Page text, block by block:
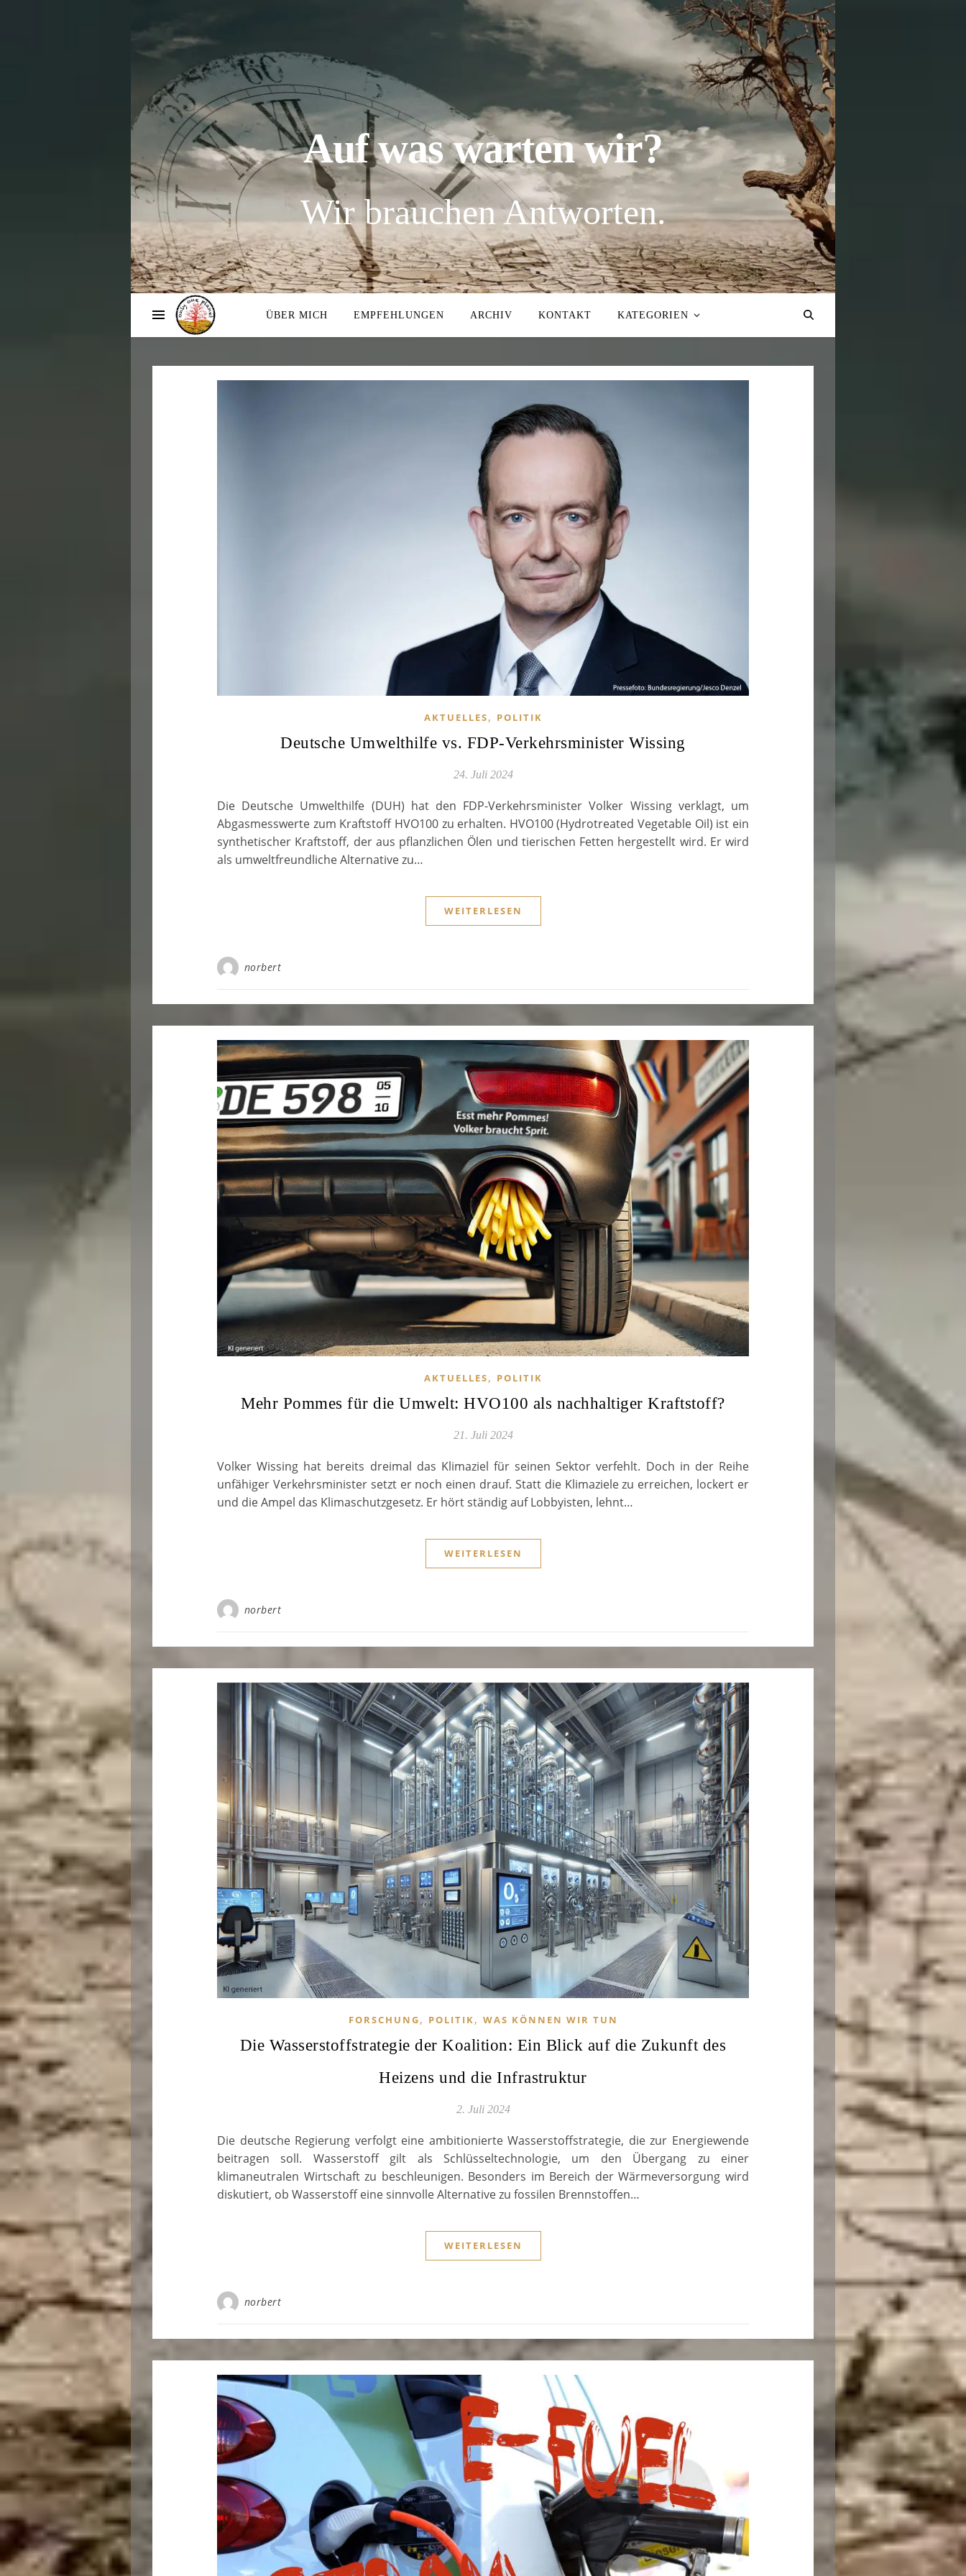
Auf was warten wir?
Wir brauchen Antworten.
ÜBER MICH EMPFEHLUNGEN ARCHIV KONTAKT KATEGORIEN
AKTUELLES, POLITIK
Deutsche Umwelthilfe vs. FDP-Verkehrsminister Wissing
24. Juli 2024
Die Deutsche Umwelthilfe (DUH) hat den FDP-Verkehrsminister Volker Wissing verklagt, um
Abgasmesswerte zum Kraftstoff HVO100 zu erhalten. HVO100 (Hydrotreated Vegetable Oil) ist ein
synthetischer Kraftstoff, der aus pflanzlichen Ölen und tierischen Fetten hergestellt wird. Er wird
als umweltfreundliche Alternative zu…
WEITERLESEN
norbert
AKTUELLES, POLITIK
Mehr Pommes für die Umwelt: HVO100 als nachhaltiger Kraftstoff?
21. Juli 2024
Volker Wissing hat bereits dreimal das Klimaziel für seinen Sektor verfehlt. Doch in der Reihe
unfähiger Verkehrsminister setzt er noch einen drauf. Statt die Klimaziele zu erreichen, lockert er
und die Ampel das Klimaschutzgesetz. Er hört ständig auf Lobbyisten, lehnt…
WEITERLESEN
norbert
FORSCHUNG, POLITIK, WAS KÖNNEN WIR TUN
Die Wasserstoffstrategie der Koalition: Ein Blick auf die Zukunft des
Heizens und die Infrastruktur
2. Juli 2024
Die deutsche Regierung verfolgt eine ambitionierte Wasserstoffstrategie, die zur Energiewende
beitragen soll. Wasserstoff gilt als Schlüsseltechnologie, um den Übergang zu einer
klimaneutralen Wirtschaft zu beschleunigen. Besonders im Bereich der Wärmeversorgung wird
diskutiert, ob Wasserstoff eine sinnvolle Alternative zu fossilen Brennstoffen…
WEITERLESEN
norbert